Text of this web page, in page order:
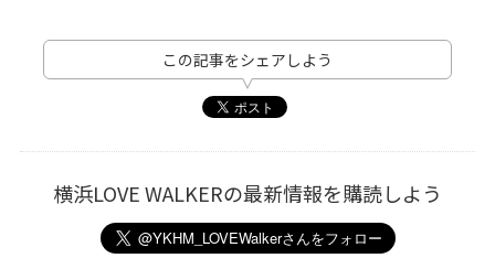
この記事をシェアしよう
横浜LOVE WALKERの最新情報を購読しよう